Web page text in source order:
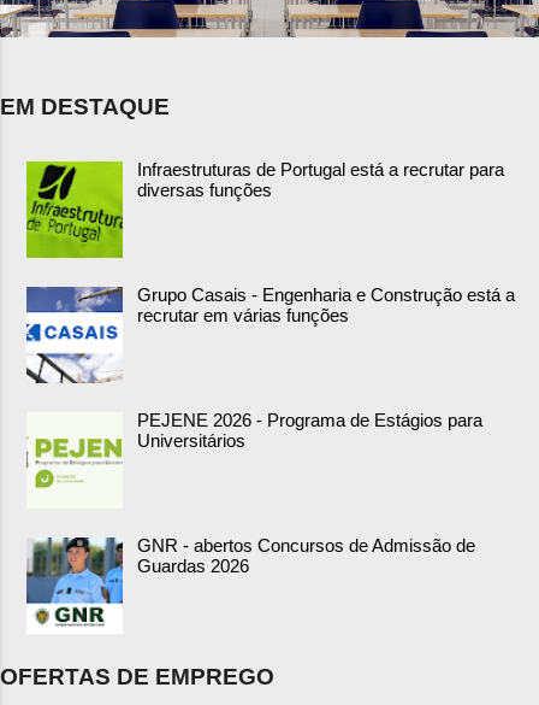
EM DESTAQUE
Infraestruturas de Portugal está a recrutar para
diversas funções
Grupo Casais - Engenharia e Construção está a
recrutar em várias funções
PEJENE 2026 - Programa de Estágios para
Universitários
GNR - abertos Concursos de Admissão de
Guardas 2026
OFERTAS DE EMPREGO